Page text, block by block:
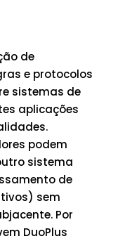
de
e protocolos
sistemas de
aplicações
podem
sistema
de
sem
Por
DuoPlus